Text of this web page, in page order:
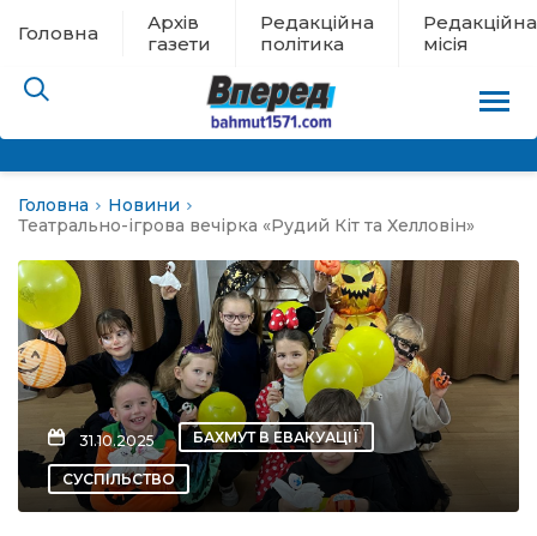
Головна
Архів
газети
Редакційна
політика
Редакційна
місія
евакуації
новини
Головна
Новини
Театрально-ігрова вечірка «Рудий Кіт та Хелловін»
31.10.2025 БАХМУТ В ЕВАКУАЦІЇ
СУСПІЛЬСТВО